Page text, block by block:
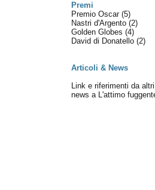
Premi
Premio Oscar (5)
Nastri d'Argento (2)
Golden Globes (4)
David di Donatello (2)
Articoli & News
Link e riferimenti da
news a L'attimo